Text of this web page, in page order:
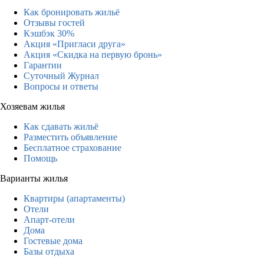
Как бронировать жильё
Отзывы гостей
Кэшбэк 30%
Акция «Пригласи друга»
Акция «Скидка на первую бронь»
Гарантии
Суточный Журнал
Вопросы и ответы
Хозяевам жилья
Как сдавать жильё
Разместить объявление
Бесплатное страхование
Помощь
Варианты жилья
Квартиры (апартаменты)
Отели
Апарт-отели
Дома
Гостевые дома
Базы отдыха